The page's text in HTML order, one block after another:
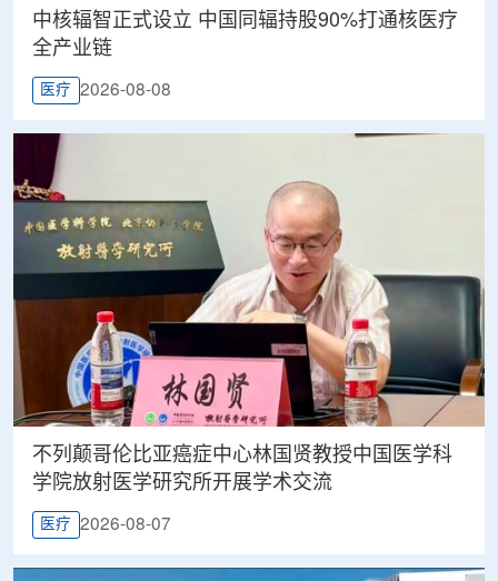
中核辐智正式设立 中国同辐持股90%打通核医疗
全产业链
医疗 2026-08-08
不列颠哥伦比亚癌症中心林国贤教授中国医学科
学院放射医学研究所开展学术交流
医疗 2026-08-07